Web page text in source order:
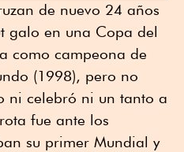
de nuevo 24 años
galo en una Copa del
como campeona de
(1998), pero no
ni celebró ni un tanto a
fue ante los
su primer Mundial y